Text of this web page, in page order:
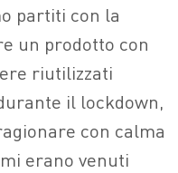
partiti con la
un prodotto con
riutilizzati
il lockdown,
con calma
erano venuti